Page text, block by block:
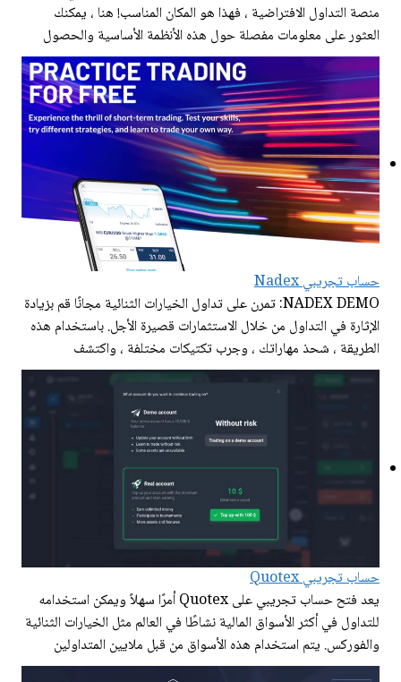
منصة التداول الافتراضية ، فهذا هو المكان المناسب! هنا ، يمكنك
العثور على معلومات مفصلة حول هذه الأنظمة الأساسية والحصول
حساب تجريبي Nadex
NADEX DEMO: تمرن على تداول الخيارات الثنائية مجانًا قم بزيادة
الإثارة في التداول من خلال الاستثمارات قصيرة الأجل. باستخدام هذه
الطريقة ، شحذ مهاراتك ، وجرب تكتيكات مختلفة ، واكتشف
حساب تجريبي Quotex
يعد فتح حساب تجريبي على Quotex أمرًا سهلاً ويمكن استخدامه
للتداول في أكثر الأسواق المالية نشاطًا في العالم مثل الخيارات الثنائية
والفوركس. يتم استخدام هذه الأسواق من قبل ملايين المتداولين